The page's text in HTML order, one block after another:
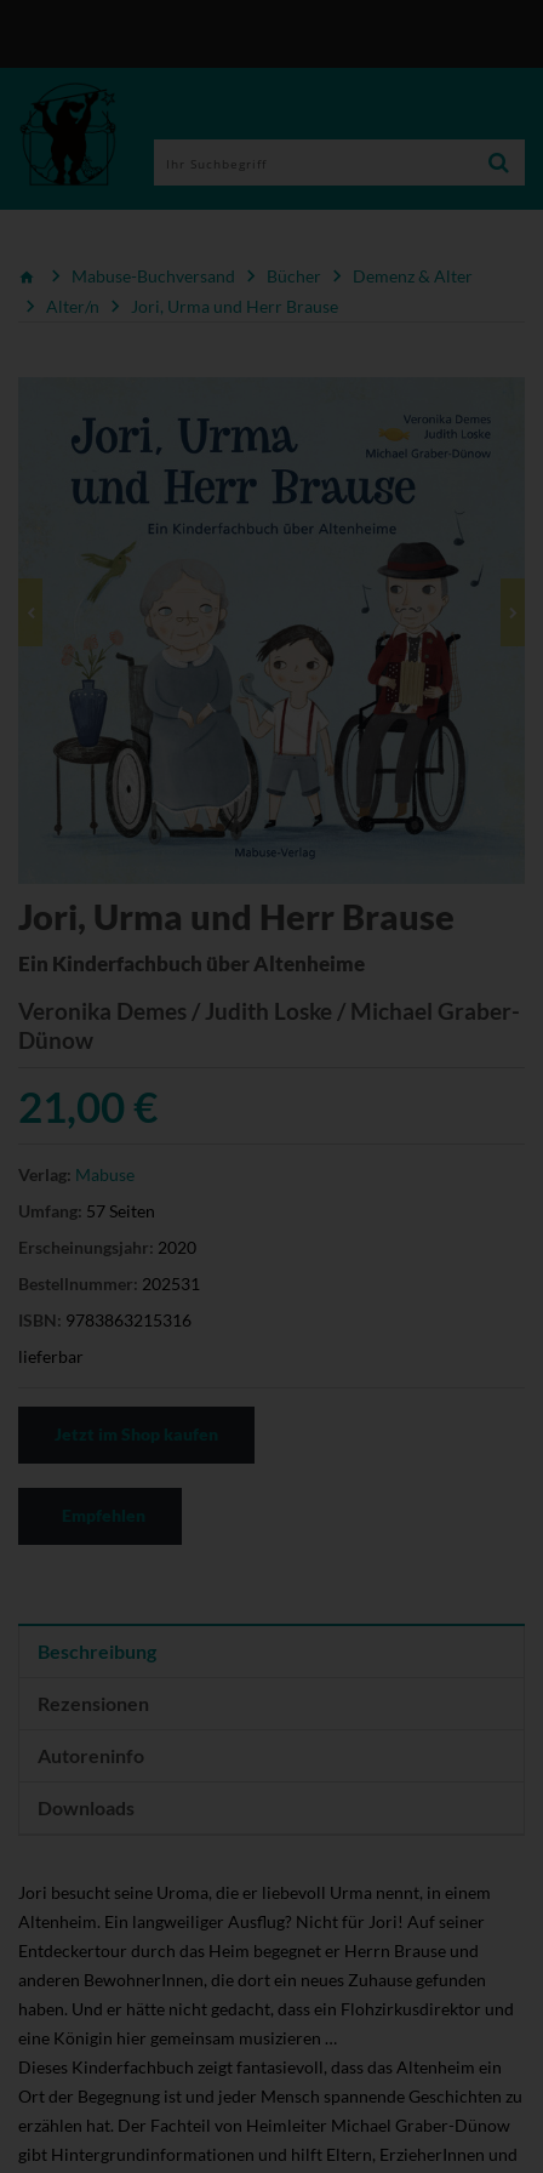
Mabuse-Buchversand Bücher
Demenz & Alter
Alter/n
Jori, Urma und Herr Brause
Jori, Urma und Herr Brause
Ein Kinderfachbuch über Altenheime
Veronika Demes / Judith Loske / Michael Graber-
Dünow
21,00 €
Verlag: Mabuse
Umfang: 57 Seiten
Erscheinungsjahr: 2020
Bestellnummer: 202531
ISBN: 9783863215316
lieferbar
Beschreibung
Rezensionen
Autoreninfo
Downloads
Jori besucht seine Uroma, die er liebevoll Urma nennt, in einem
Altenheim. Ein langweiliger Ausflug? Nicht für Jori! Auf seiner
Entdeckertour durch das Heim begegnet er Herrn Brause und
anderen BewohnerInnen, die dort ein neues Zuhause gefunden
haben. Und er hätte nicht gedacht, dass ein Flohzirkusdirektor und
eine Königin hier gemeinsam musizieren …
Dieses Kinderfachbuch zeigt fantasievoll, dass das Altenheim ein
Ort der Begegnung ist und jeder Mensch spannende Geschichten zu
erzählen hat. Der Fachteil von Heimleiter Michael Graber-Dünow
gibt Hintergrundinformationen und hilft Eltern, ErzieherInnen und